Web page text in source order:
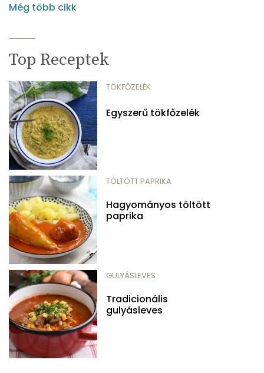
Még több cikk
Top Receptek
TÖKFŐZELÉK
Egyszerű tökfőzelék
TÖLTÖTT PAPRIKA
Hagyományos töltött
paprika
GULYÁSLEVES
Tradicionális
gulyásleves